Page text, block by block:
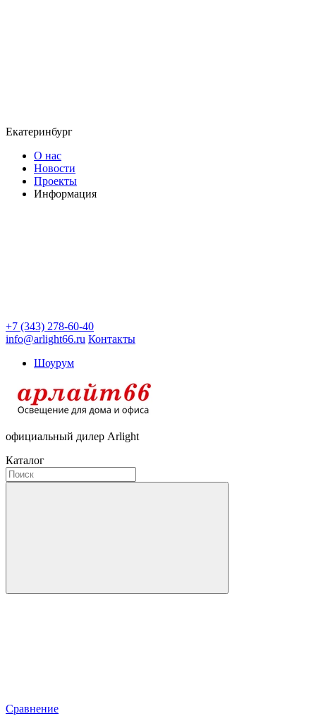
Екатеринбург
О нас
Новости
Проекты
Информация
+7 (343) 278-60-40
info@arlight66.ru Контакты
Шоурум
официальный дилер Arlight
Каталог
Сравнение